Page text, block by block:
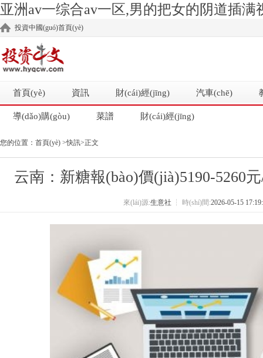
亚洲av一综合av一区,男的把女的阴道插
投資中國(guó)首頁(yè)
首頁(yè) 資訊 財(cái)經(jīng) 汽車(chē)
導(dǎo)購(gòu) 菜譜 財(cái)經(jīng)
您的位置： 首頁(yè) >快訊>正文
云南：新糖報(bào)價(jià)5190-5260
來(lái)源:生意社 ┆ 時(shí)間:2026-05-15